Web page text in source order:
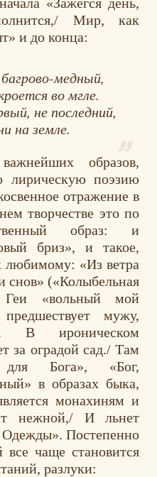
Мир, как
и до конца:
медный,
во мгле.
не последний,
на земле.
образов,
лирическую поэзию
отражение в
творчестве это по
образ: и
бриз», и такое,
любимому: «Из ветра
снов» («Колыбельная
«вольный мой
мужу,
В ироническом
за оградой сад./ Там
Бога», «Бог,
в образах быка,
монахиням и
нежной,/ И льнет
Постепенно
чаще становится
разлуки: